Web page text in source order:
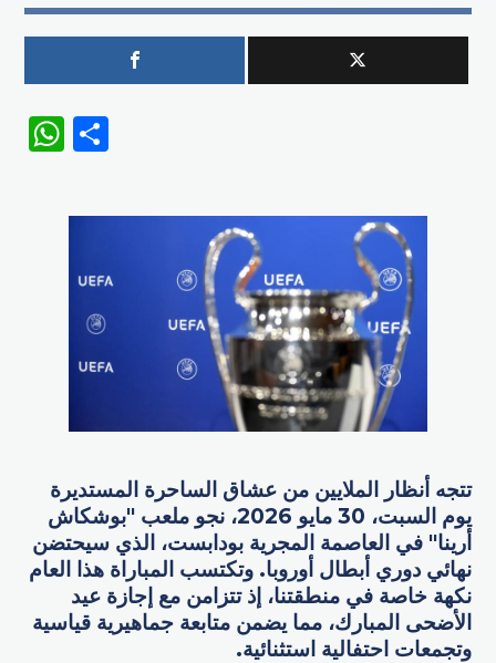
WhatsApp
تتجه أنظار الملايين من عشاق الساحرة المستديرة
يوم السبت، 30 مايو 2026، نجو ملعب "بوشكاش
أرينا" في العاصمة المجرية بودابست، الذي سيحتضن
نهائي دوري أبطال أوروبا. وتكتسب المباراة هذا العام
نكهة خاصة في منطقتنا، إذ تتزامن مع إجازة عيد
الأضحى المبارك، مما يضمن متابعة جماهيرية قياسية
وتجمعات احتفالية استثنائية.